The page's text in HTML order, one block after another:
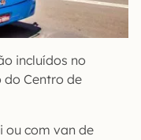
incluídos no
do Centro de
ou com van de